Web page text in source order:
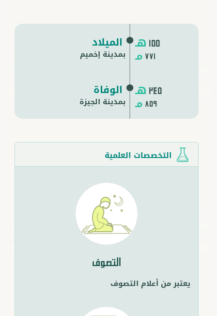
هـ 155
مـ 771
الميلاد
بمدينة إخميم
هـ 245
مـ 859
الوفاة
بمدينة الجيزة
التخصصات العلمية
التصوف
يعتبر من أعلام التصوف